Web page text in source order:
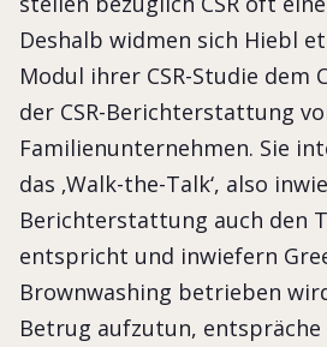
Deshalb widmen sich Hiebl
Modul ihrer CSR-Studie dem
der CSR-Berichterstattung
Familienunternehmen. Sie
das ‚Walk-the-Talk‘, also
Berichterstattung auch den
entspricht und inwiefern
Brownwashing betrieben
Betrug aufzutun,